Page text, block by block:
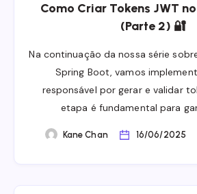
Como Criar Tokens JWT
(Parte 2) 🔐
Na continuação da nossa série
Spring Boot, vamos
responsável por gerar e validar
etapa é fundamental para
Kane Chan 16/06/2025